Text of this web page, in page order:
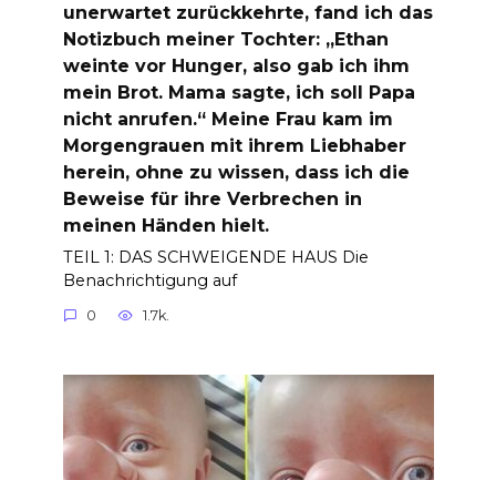
unerwartet zurückkehrte, fand ich das
Notizbuch meiner Tochter: „Ethan
weinte vor Hunger, also gab ich ihm
mein Brot. Mama sagte, ich soll Papa
nicht anrufen.“ Meine Frau kam im
Morgengrauen mit ihrem Liebhaber
herein, ohne zu wissen, dass ich die
Beweise für ihre Verbrechen in
meinen Händen hielt.
TEIL 1: DAS SCHWEIGENDE HAUS Die
Benachrichtigung auf
0 1.7k.